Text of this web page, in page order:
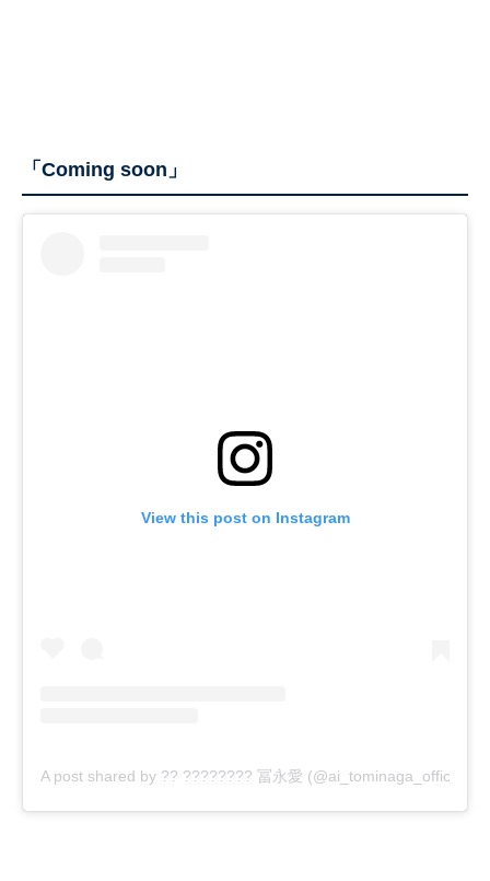
「Coming soon」
View this post on Instagram
A post shared by ?? ???????? 冨永愛 (@ai_tominaga_official)